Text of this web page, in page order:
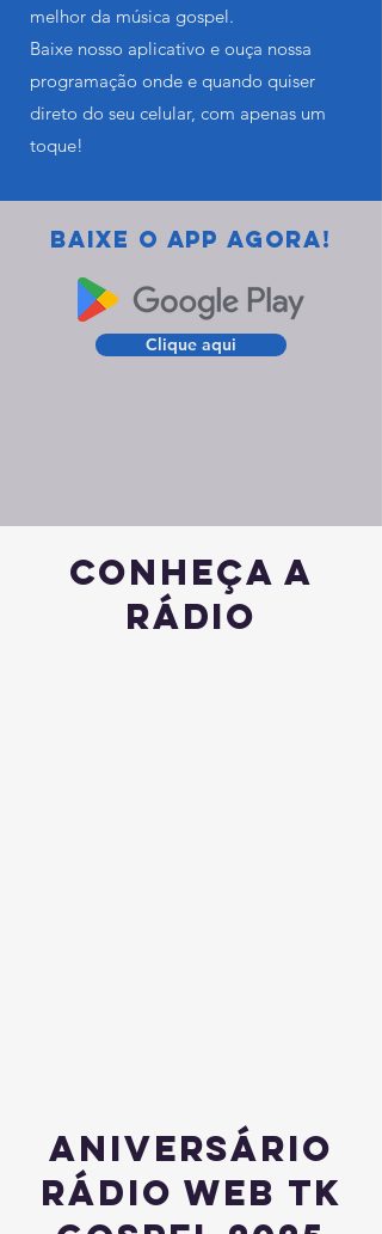
melhor da música gospel.
Baixe nosso aplicativo e ouça nossa
programação onde e quando quiser
direto do seu celular, com apenas um
toque!
BAIXE O APP AGORA!
Clique aqui
conheça a
rádio
Aniversário
rádio web tk